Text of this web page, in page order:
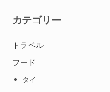
カテゴリー
トラベル
フード
タイ